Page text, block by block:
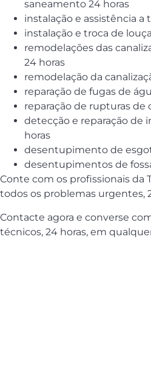
saneamento 24 horas
instalação e assistência a
instalação e troca de
remodelações das
24 horas
remodelação da
reparação de fugas de
reparação de rupturas de
detecção e reparação de
horas
desentupimento de
desentupimentos de
Conte com os profissionais da
todos os problemas urgentes,
Contacte agora e converse
técnicos, 24 horas, em